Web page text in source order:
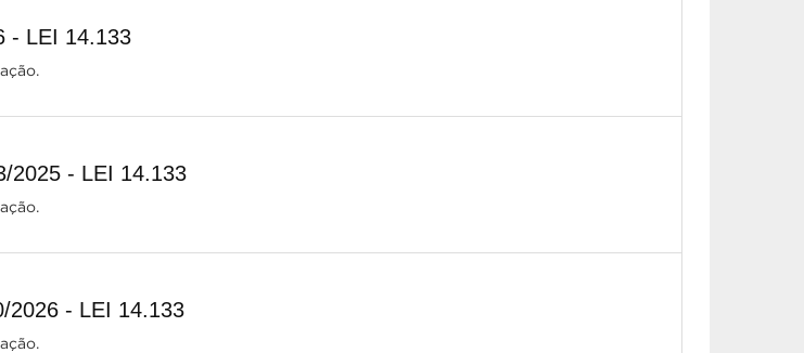
- LEI 14.133
2025 - LEI 14.133
2026 - LEI 14.133